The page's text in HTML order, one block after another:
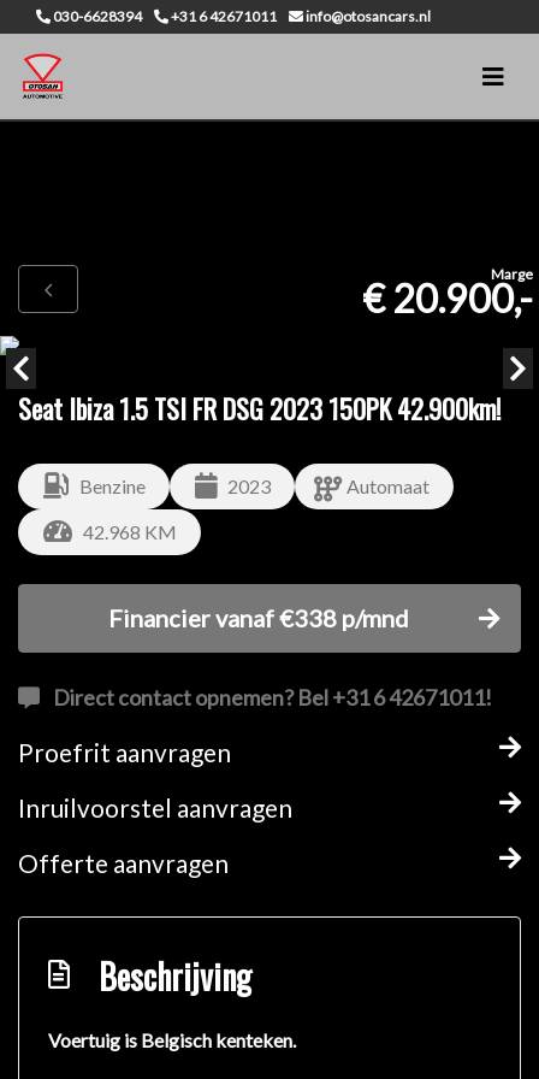
030-6628394 +31 6 42671011 info@otosancars.nl
Marge
€ 20.900,-
Seat Ibiza 1.5 TSI FR DSG 2023 150PK 42.900km!
Benzine 2023
Automaat
42.968 KM
Financier vanaf €338 p/mnd
Direct contact opnemen? Bel +31 6 42671011!
Proefrit aanvragen
Inruilvoorstel aanvragen
Offerte aanvragen
Beschrijving
Voertuig is Belgisch kenteken.